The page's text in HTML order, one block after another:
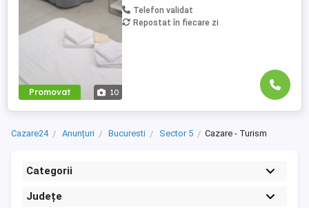
Promovat 10
150ei 3ore , 170lei noapte Camera dublă
cu o suprafață totală de ...
Telefon validat
Repostat în fiecare zi
Cazare24 Anunțuri Bucuresti Sector 5 Cazare - Turism
Categorii
Județe